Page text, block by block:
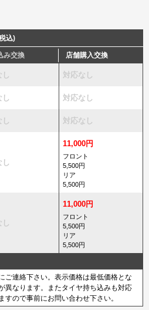
込)
み交換 店舗購入交換
し 対応なし
し 対応なし
し 対応なし
し
11,000円
フロント
5,500円
リア
5,500円
し
11,000円
フロント
5,500円
リア
5,500円
ご連絡下さい。表示価格は最低価格とな
異なります。またタイヤ持ち込みも対応
ので事前にお問い合わせ下さい。